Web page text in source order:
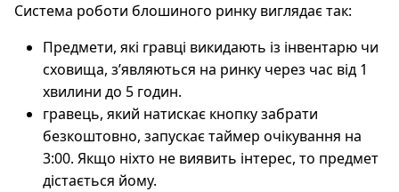
Система роботи блошиного ринку виглядає так:
Предмети, які гравці викидають із інвентарю чи
сховища, з’являються на ринку через час від 1
хвилини до 5 годин.
гравець, який натискає кнопку забрати
безкоштовно, запускає таймер очікування на
3:00. Якщо ніхто не виявить інтерес, то предмет
дістається йому.